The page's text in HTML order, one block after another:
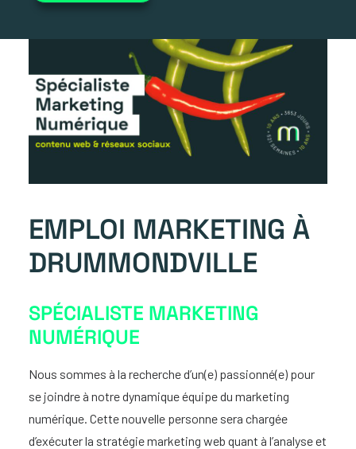
EMPLOI MARKETING À
DRUMMONDVILLE
SPÉCIALISTE MARKETING
NUMÉRIQUE
Nous sommes à la recherche d’un(e) passionné(e) pour
se joindre à notre dynamique équipe du marketing
numérique. Cette nouvelle personne sera chargée
d’exécuter la stratégie marketing web quant à l’analyse et